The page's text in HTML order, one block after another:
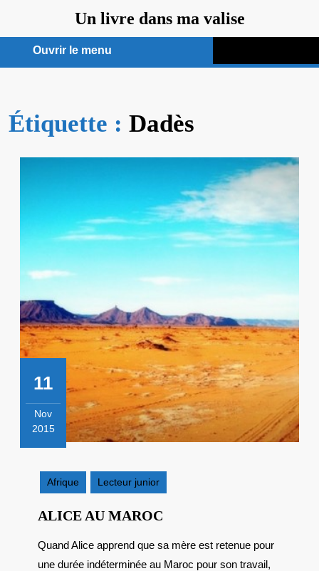
contenu
Un livre dans ma valise
Ouvrir le menu
menu
Étiquette : Dadès
11
Nov
2015
2015
Afrique
Lecteur junior
ALICE AU MAROC
MAROC
Quand Alice apprend que sa mère est retenue pour
une durée indéterminée au Maroc pour son travail,